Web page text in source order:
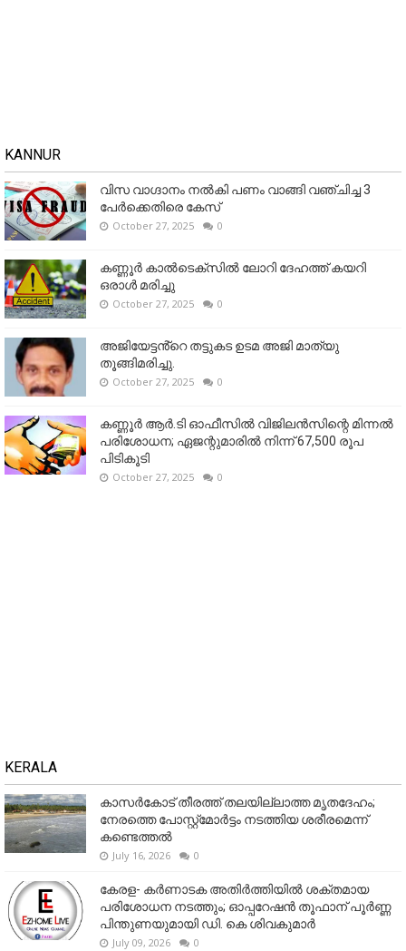
KANNUR
വിസ വാഗ്ദാനം നൽകി പണം വാങ്ങി വഞ്ചിച്ച 3
പേർക്കെതിരെ കേസ്
October 27, 2025 0
കണ്ണൂര്‍ കാല്‍ടെക്‌സില്‍ ലോറി ദേഹത്ത് കയറി
ഒരാള്‍ മരിച്ചു
October 27, 2025 0
അജിയേട്ടൻ്റെ തട്ടുകട ഉടമ അജി മാത്യു
തൂങ്ങിമരിച്ചു.
October 27, 2025 0
കണ്ണൂര്‍ ആര്‍.ടി ഓഫീസില്‍ വിജിലൻസിന്റെ മിന്നല്‍
പരിശോധന; ഏജന്റുമാരില്‍ നിന്ന് 67,500 രൂപ
പിടികൂടി
October 27, 2025 0
KERALA
കാസർകോട് തീരത്ത് തലയില്ലാത്ത മൃതദേഹം;
നേരത്തെ പോസ്റ്റ്‌മോർട്ടം നടത്തിയ ശരീരമെന്ന്
കണ്ടെത്തൽ
July 16, 2026 0
കേരള- കർണാടക അതിർത്തിയിൽ ശക്തമായ
പരിശോധന നടത്തും; ഓപ്പറേഷൻ തൂഫാന് പൂർണ്ണ
പിന്തുണയുമായി ഡി. കെ ശിവകുമാർ
July 09, 2026 0